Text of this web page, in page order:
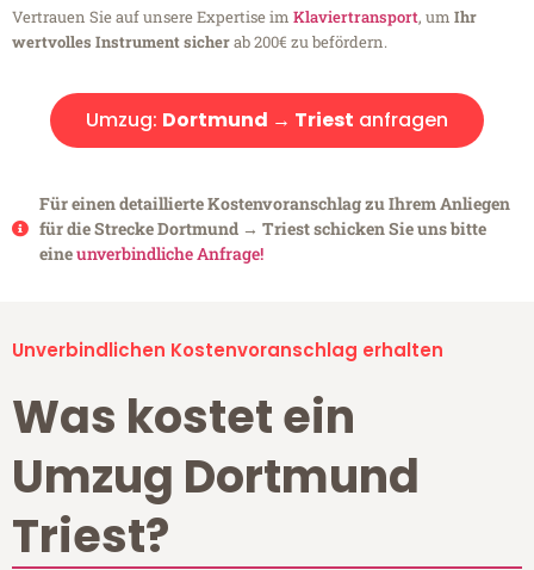
Vertrauen Sie auf unsere Expertise im Klaviertransport, um Ihr
wertvolles Instrument sicherab 200€ zu befördern.
Umzug: Dortmund → Triest anfragen
Für einen detaillierte Kostenvoranschlag zu Ihrem Anliegen
für die Strecke Dortmund → Triest schicken Sie uns bitte
eineunverbindliche Anfrage!
Unverbindlichen Kostenvoranschlag erhalten
Was kostet ein
Umzug Dortmund
Triest?